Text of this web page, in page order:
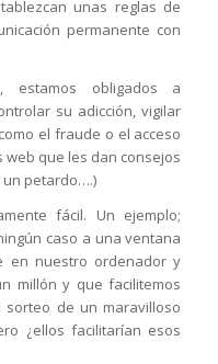
unas reglas de
permanente con
estamos obligados a
su adicción, vigilar
el fraude o el acceso
que les dan consejos
un petardo….)
fácil. Un ejemplo;
caso a una ventana
en nuestro ordenador y
millón y que facilitemos
de un maravilloso
¿ellos facilitarían esos